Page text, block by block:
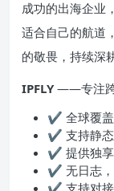
成功的出海企业
适合自己的航道
的敬畏，持续深耕
IPFLY ——专注跨
✔ 全球覆盖
✔ 支持静态
✔ 提供独享
✔ 无日志，
✔ 支持对接